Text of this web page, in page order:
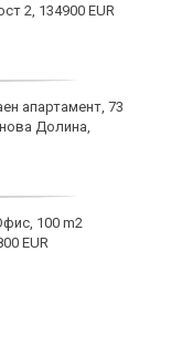
2, 134900 EUR
апартамент, 73
Долина,
100 m2
EUR